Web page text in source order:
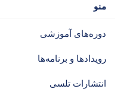
منو
دوره‌های آموزشی‌
رویدادها و برنامه‌ها
انتشارات تلسی